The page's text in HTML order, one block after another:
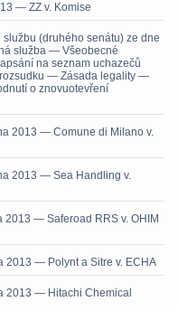
— ZZ v. Komise
(druhého senátu) ze dne
služba — Všeobecné
na seznam uchazečů
— Zásada legality —
o znovuotevření
2013 — Comune di Milano v.
2013 — Sea Handling v.
2013 — Saferoad RRS v. OHIM
2013 — Polynt a Sitre v. ECHA
2013 — Hitachi Chemical